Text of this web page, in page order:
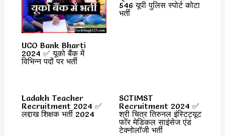
UCO Bank Bharti
2024 ✅ यूको बैंक में
विभिन्न पदों पर भर्ती
546 यूपी पुलिस स्पोर्ट कोटा
भर्ती
Ladakh Teacher
Recruitment 2024 ✅
लद्दाख शिक्षक भर्ती 2024
SCTIMST
Recruitment 2024 ✅
श्री चित्र तिरुनल इंस्टिट्यूट
फॉर मेडिकल साइंसेज एंड
टेक्नोलॉजी भर्ती